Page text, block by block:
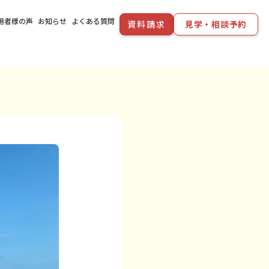
者様の声 お知らせ よくある質問 資料請求 見学・相談予約